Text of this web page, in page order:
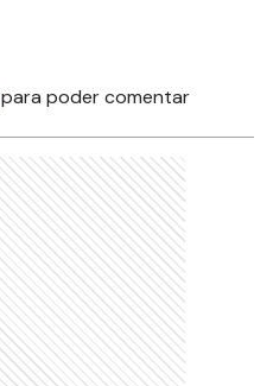
para poder comentar